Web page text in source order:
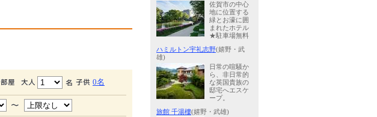
0名
佐賀市の中心
地に位置する
緑とお濠に囲
まれたホテル
★駐車場無料
ハミルトン宇礼志野(嬉野・武
雄)
日常の喧騒か
ら、非日常的
な英国貴族の
邸宅へエスケ
ープ。
旅館 千湯樓(嬉野・武雄)